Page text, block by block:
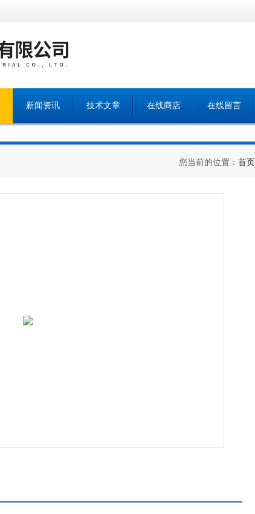
新闻资讯 技术文章 在线商店 在线留言
您当前的位置： 首页